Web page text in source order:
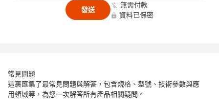
發送
無需付款
資料已保密
常見問題
這裹匯集了最常見問題與解答，包含規格、型號、技術參數與應
用領域等，為您一次解答所有產品相關疑問。